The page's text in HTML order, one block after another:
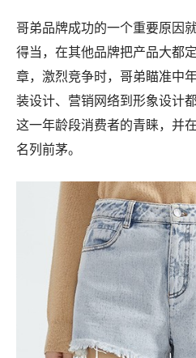
哥弟品牌成功的一个重要原因
得当，在其他品牌把产品大都
章，激烈竞争时，哥弟瞄准中
装设计、营销网络到形象设计
这一年龄段消费者的青睐，并
名列前茅。